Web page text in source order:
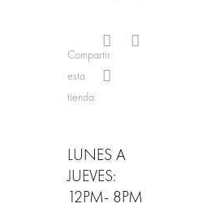
Compartir
esta
tienda:
LUNES A
JUEVES:
12PM- 8PM